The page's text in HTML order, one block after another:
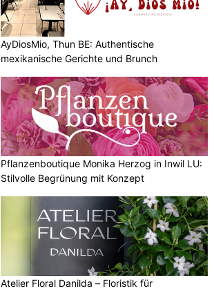
AyDiosMio, Thun BE: Authentische
mexikanische Gerichte und Brunch
Pflanzenboutique Monika Herzog in Inwil LU:
Stilvolle Begrünung mit Konzept
Atelier Floral Danilda – Floristik für